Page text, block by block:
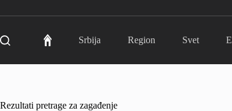
Srbija Region Svet
Rezultati pretrage za zagađenje